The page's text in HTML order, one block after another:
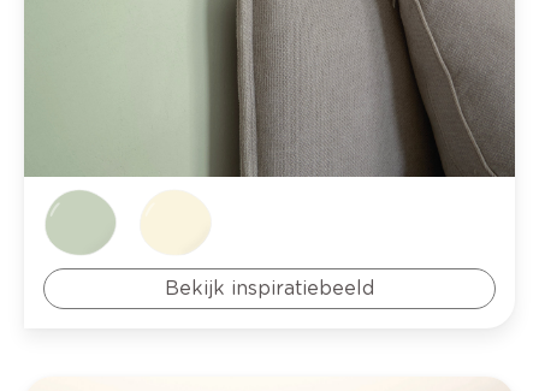
Bekijk inspiratiebeeld